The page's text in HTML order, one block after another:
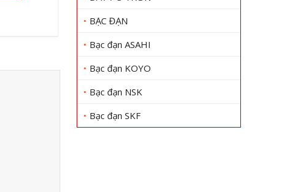
BẠC ĐẠN
Bạc đạn ASAHI
Bạc đạn KOYO
Bạc đạn NSK
Bạc đạn SKF